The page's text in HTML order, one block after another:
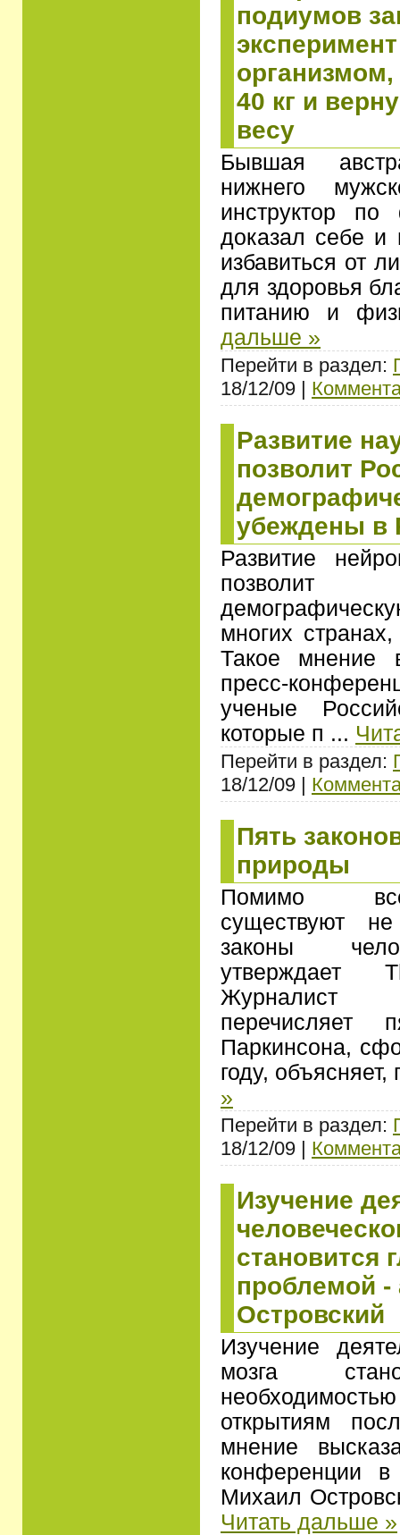
подиумов
40 кг и
весу
Бывшая
нижнего
инструктор
доказал себе и
избавиться от
для здоровья
питанию и
дальше »
Перейти в раздел:
18/12/09 |
Развитие
позволит
убеждены в
Развитие
позволит
многих
Такое мнение
пресс-
ученые
которые п ...
Перейти в раздел:
18/12/09 |
Пять
природы
Помимо
существуют
законы
утверждает
перечисляет
Паркинсона,
году,
»
Перейти в раздел:
18/12/09 |
Изучение
становится
проблемой -
Островский
Изучение
мозга
открытиям
мнение
конференции
Михаил
Читать дальше »